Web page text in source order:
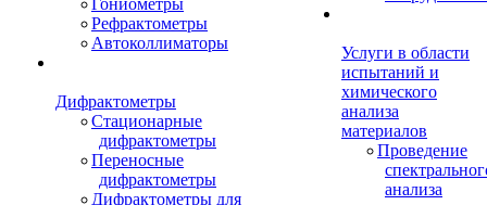
Гониометры
Рефрактометры
Автоколлиматоры
Дифрактометры
Стационарные
дифрактометры
Переносные
дифрактометры
Дифрактометры для
Услуги в области
испытаний и
химического
анализа
материалов
Проведение
анализа